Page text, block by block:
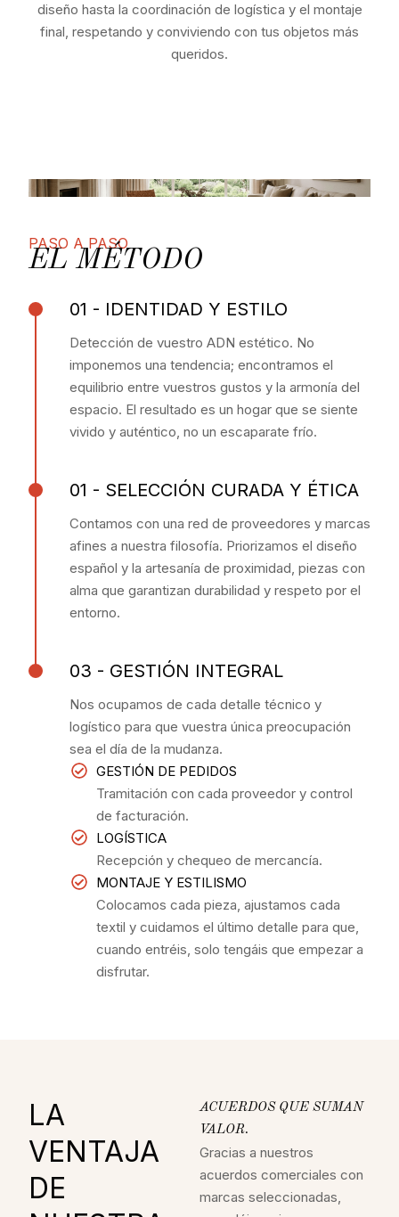
diseño hasta la coordinación de logística y el montaje
final, respetando y conviviendo con tus objetos más
queridos.
PASO A PASO
EL MÉTODO
01 - IDENTIDAD Y ESTILO
Detección de vuestro ADN estético. No
imponemos una tendencia; encontramos el
equilibrio entre vuestros gustos y la armonía del
espacio. El resultado es un hogar que se siente
vivido y auténtico, no un escaparate frío.
01 - SELECCIÓN CURADA Y ÉTICA
Contamos con una red de proveedores y marcas
afines a nuestra filosofía. Priorizamos el diseño
español y la artesanía de proximidad, piezas con
alma que garantizan durabilidad y respeto por el
entorno.
03 - GESTIÓN INTEGRAL
Nos ocupamos de cada detalle técnico y
logístico para que vuestra única preocupación
sea el día de la mudanza.
GESTIÓN DE PEDIDOS
Tramitación con cada proveedor y control
de facturación.
LOGÍSTICA
Recepción y chequeo de mercancía.
MONTAJE Y ESTILISMO
Colocamos cada pieza, ajustamos cada
textil y cuidamos el último detalle para que,
cuando entréis, solo tengáis que empezar a
disfrutar.
LA
VENTAJA
DE
ACUERDOS QUE SUMAN
VALOR.
Gracias a nuestros
acuerdos comerciales con
marcas seleccionadas,